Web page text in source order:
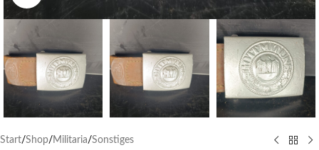
Start/Shop/ Militaria/Sonstiges